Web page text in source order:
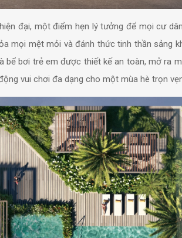
đại, một điểm hẹn lý tưởng để mọi cư
mọi mệt mỏi và đánh thức tinh thần sảng
bể bơi trẻ em được thiết kế an toàn, mở ra
vui chơi đa dạng cho một mùa hè trọn